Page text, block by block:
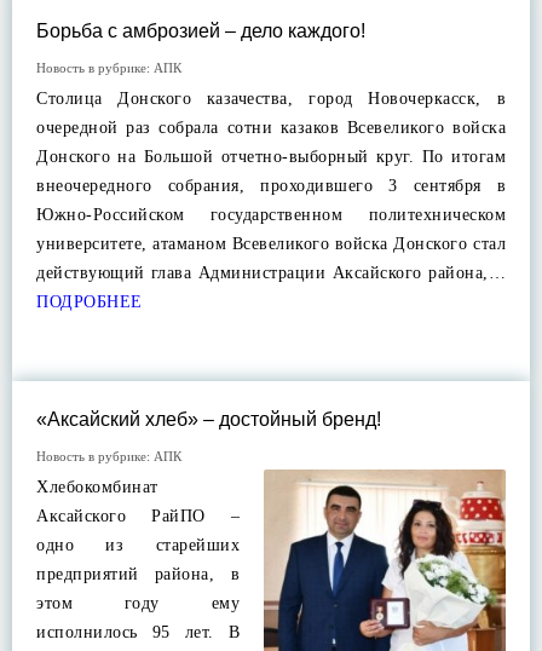
Борьба с амброзией – дело каждого!
Новость в рубрике: АПК
Столица Донского казачества, город Новочеркасск, в
очередной раз собрала сотни казаков Всевеликого войска
Донского на Большой отчетно-выборный круг. По итогам
внеочередного собрания, проходившего 3 сентября в
Южно-Российском государственном политехническом
университете, атаманом Всевеликого войска Донского стал
действующий глава Администрации Аксайского района,…
ПОДРОБНЕЕ
«Аксайский хлеб» – достойный бренд!
Новость в рубрике: АПК
Хлебокомбинат
Аксайского РайПО –
одно из старейших
предприятий района, в
этом году ему
исполнилось 95 лет. В